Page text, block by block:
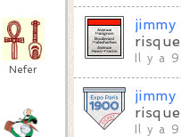
Nefer
Il y a
Il y a